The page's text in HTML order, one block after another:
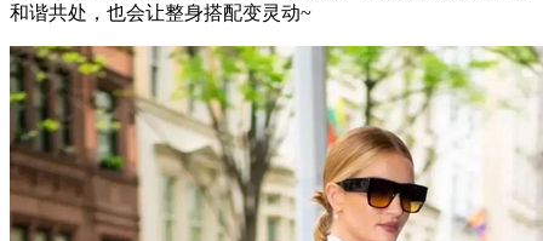
和谐共处，也会让整身搭配变灵动~